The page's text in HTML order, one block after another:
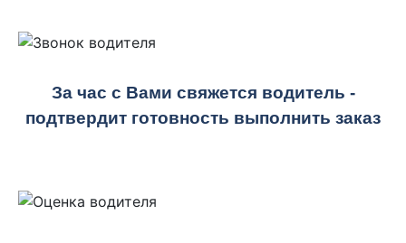
За час с Вами свяжется водитель -
подтвердит готовность выполнить заказ